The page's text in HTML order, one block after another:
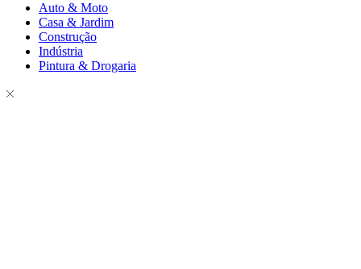
Auto & Moto
Casa & Jardim
Construção
Indústria
Pintura & Drogaria